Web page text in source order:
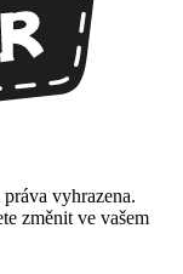
vyhrazena.
změnit ve vašem